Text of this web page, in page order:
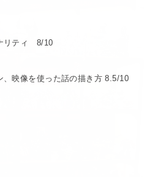
リティ 8/10
、映像を使った話の描き方 8.5/10